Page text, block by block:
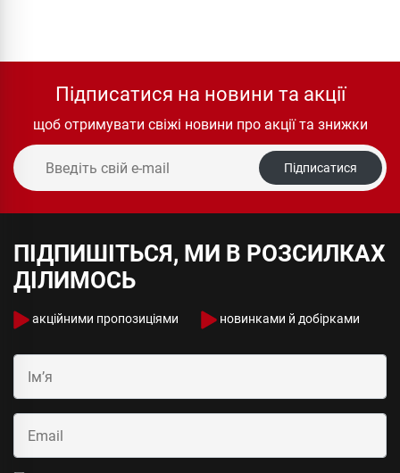
Підписатися на новини та акції
щоб отримувати свіжі новини про акції та знижки
Підписатися
ПІДПИШІТЬСЯ, МИ В РОЗСИЛКАХ
ДІЛИМОСЬ
акційними пропозиціями новинками й добірками